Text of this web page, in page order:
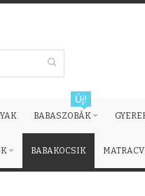
BABASZOBÁK
Új!
BABAKOCSIK